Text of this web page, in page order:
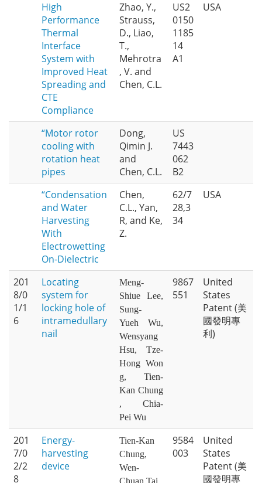
High
Performance
Thermal
Interface
System with
Improved Heat
Spreading and
CTE
Compliance
Zhao, Y.,
Strauss,
D., Liao,
T.,
Mehrotra
, V. and
Chen, C.L.
US2
0150
1185
14
A1
USA
“Motor rotor
cooling with
rotation heat
pipes
Dong,
Qimin J.
and
Chen, C.L.
US
7443
062
B2
“Condensation
and Water
Harvesting
With
Electrowetting
On-Dielectric
Chen,
C.L., Yan,
R, and Ke,
Z.
62/7
28,3
34
USA
201
8/0
1/1
6
Locating
system for
locking hole of
intramedullary
nail
Meng-
Shiue Lee,
Sung-
Yueh Wu,
Wensyang
Hsu, Tze-
Hong Won
g, Tien-
Kan Chung
, Chia-
Pei Wu
9867
551
United
States
Patent (美
國發明專
利)
201
7/0
2/2
8
Energy-
harvesting
device
Tien-Kan
Chung,
Wen-
Chuan Tai,
9584
003
United
States
Patent (美
國發明專